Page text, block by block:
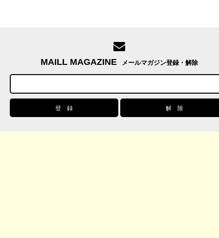
MAILL MAGAZINE メールマガジン登録・解除